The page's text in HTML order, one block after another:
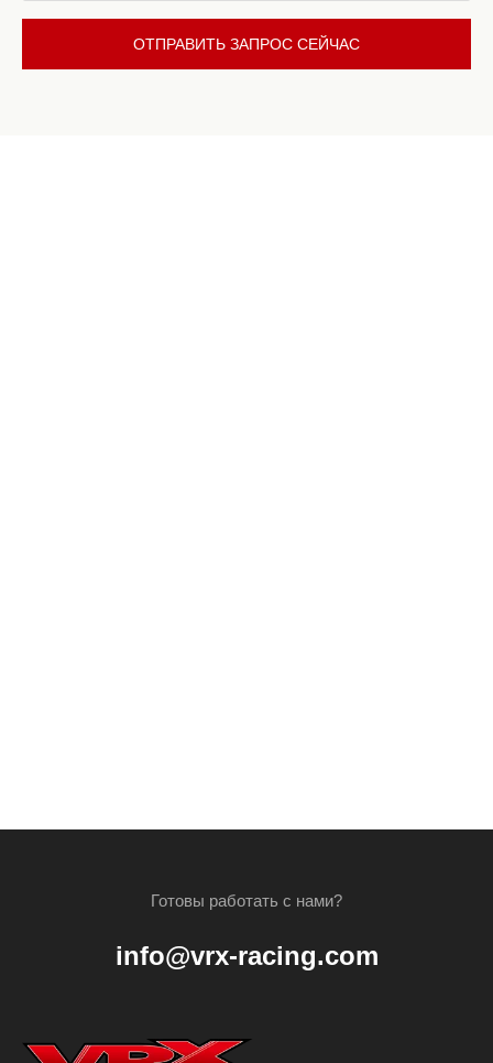
ОТПРАВИТЬ ЗАПРОС СЕЙЧАС
Готовы работать с нами?
info@vrx-racing.com